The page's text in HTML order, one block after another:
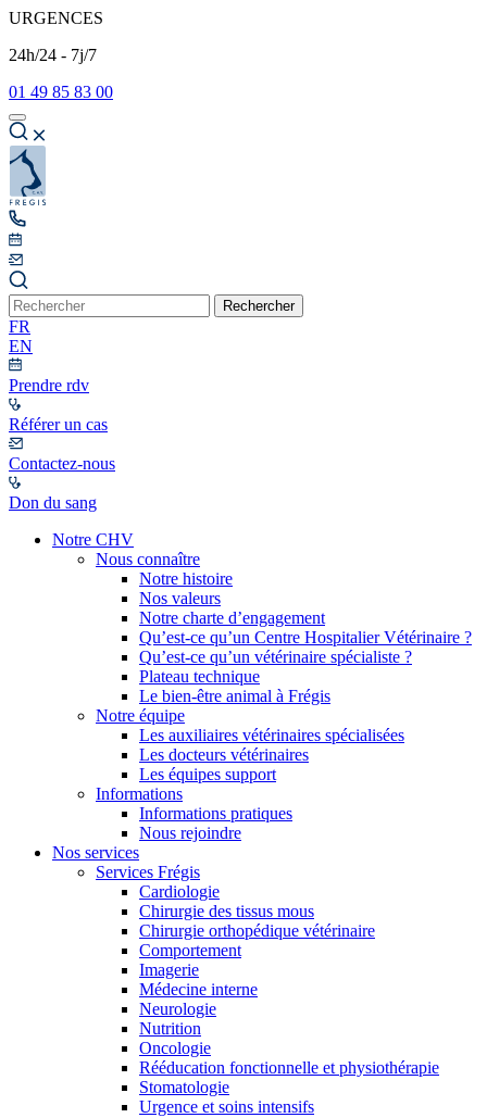
URGENCES
24h/24 - 7j/7
01 49 85 83 00
Rechercher
FR
EN
Prendre rdv
Référer un cas
Contactez-nous
Don du sang
Notre CHV
Nous connaître
Notre histoire
Nos valeurs
Notre charte d’engagement
Qu’est-ce qu’un Centre Hospitalier Vétérinaire ?
Qu’est-ce qu’un vétérinaire spécialiste ?
Plateau technique
Le bien-être animal à Frégis
Notre équipe
Les auxiliaires vétérinaires spécialisées
Les docteurs vétérinaires
Les équipes support
Informations
Informations pratiques
Nous rejoindre
Nos services
Services Frégis
Cardiologie
Chirurgie des tissus mous
Chirurgie orthopédique vétérinaire
Comportement
Imagerie
Médecine interne
Neurologie
Nutrition
Oncologie
Rééducation fonctionnelle et physiothérapie
Stomatologie
Urgence et soins intensifs